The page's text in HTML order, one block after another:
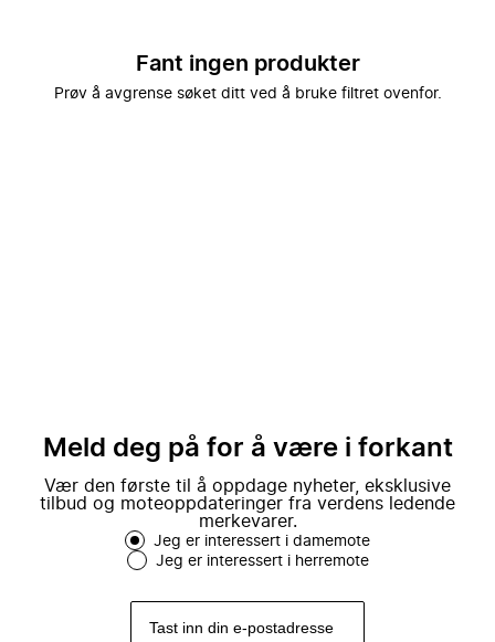
Fant ingen produkter
Prøv å avgrense søket ditt ved å bruke filtret ovenfor.
Meld deg på for å være i forkant
Vær den første til å oppdage nyheter, eksklusive
tilbud og moteoppdateringer fra verdens ledende
merkevarer.
Jeg er interessert i damemote
Jeg er interessert i herremote